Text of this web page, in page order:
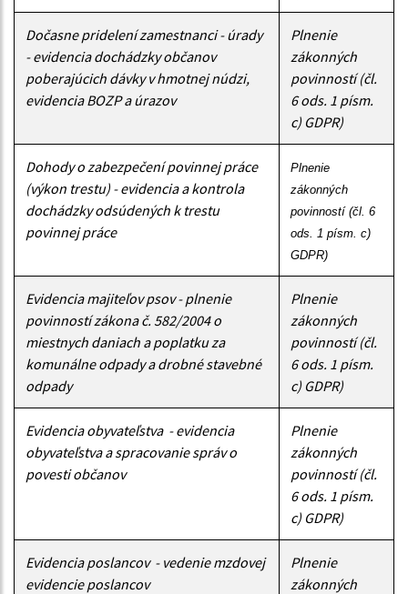
Dočasne pridelení zamestnanci - úrady
- evidencia dochádzky občanov
poberajúcich dávky v hmotnej núdzi,
evidencia BOZP a úrazov
Plnenie
zákonných
povinností (čl.
6 ods. 1 písm.
c) GDPR)
Dohody o zabezpečení povinnej práce
(výkon trestu) - evidencia a kontrola
dochádzky odsúdených k trestu
povinnej práce
Plnenie
zákonných
povinností (čl. 6
ods. 1 písm. c)
GDPR)
Evidencia majiteľov psov - plnenie
povinností zákona č. 582/2004 o
miestnych daniach a poplatku za
komunálne odpady a drobné stavebné
odpady
Plnenie
zákonných
povinností (čl.
6 ods. 1 písm.
c) GDPR)
Evidencia obyvateľstva - evidencia
obyvateľstva a spracovanie správ o
povesti občanov
Plnenie
zákonných
povinností (čl.
6 ods. 1 písm.
c) GDPR)
Evidencia poslancov - vedenie mzdovej
evidencie poslancov
Plnenie
zákonných